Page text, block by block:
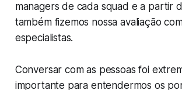
managers de cada squad e a partir
também fizemos nossa avaliação
especialistas.
Conversar com as pessoas foi
importante para entendermos os